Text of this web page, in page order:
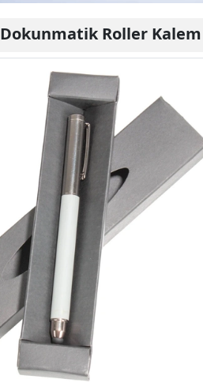
Dokunmatik Roller Kalem